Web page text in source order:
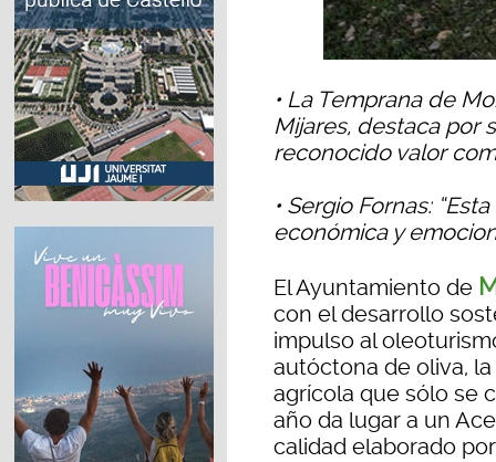
• La Temprana de
Mijares, destaca por
reconocido valor
• Sergio Fornas:
económica y
El Ayuntamiento de
con el desarrollo
impulso al
autóctona de oliva,
agrícola que sólo se
año da lugar a un
calidad elaborado